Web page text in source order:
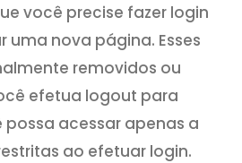
você precise fazer login
uma nova página. Esses
removidos ou
efetua logout para
acessar apenas a
ao efetuar login.